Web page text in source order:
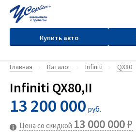
Купить авто
Главная Каталог Infiniti QX80
Infiniti QX80,II
13 200 000 руб.
Цена со скидкой 13 000 000₽